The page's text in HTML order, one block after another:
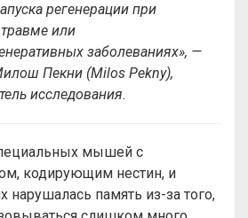
регенерации при
травме или
заболеваниях», —
Пекни (Milos Pekny),
исследования.
мышей с
кодирующим нестин, и
нарушалась память из-за того,